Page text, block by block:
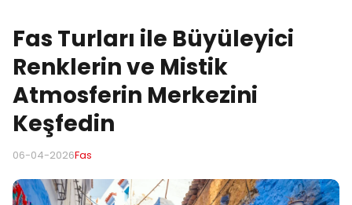
Fas Turları ile Büyüleyici
Renklerin ve Mistik
Atmosferin Merkezini
Keşfedin
06-04-2026Fas